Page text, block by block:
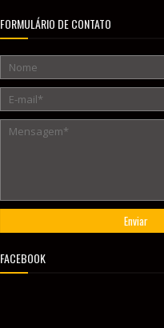
FORMULÁRIO DE CONTATO
FACEBOOK